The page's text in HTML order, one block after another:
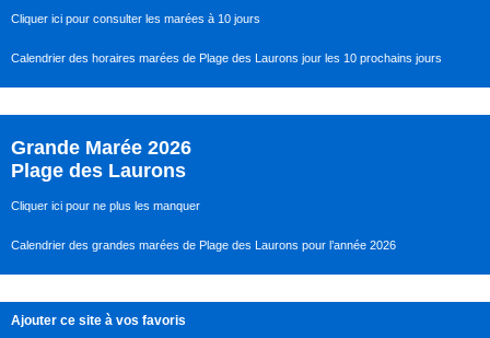
Cliquer ici pour consulter les marées à 10 jours
Calendrier des horaires marées de Plage des Laurons jour les 10 prochains jours
Grande Marée 2026
Plage des Laurons
Cliquer ici pour ne plus les manquer
Calendrier des grandes marées de Plage des Laurons pour l’année 2026
Ajouter ce site à vos favoris